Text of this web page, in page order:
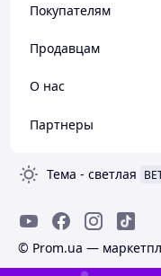
Покупателям
Продавцам
О нас
Партнеры
Тема - светлая
© Prom.ua —